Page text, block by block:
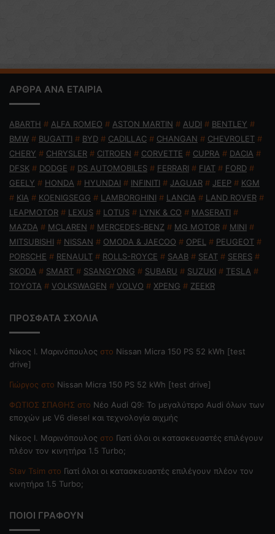
ΑΡΘΡΑ ΑΝΑ ΕΤΑΙΡΙΑ
ABARTH # ALFA ROMEO # ASTON MARTIN # AUDI # BENTLEY #
BMW # BUGATTI # BYD # CADILLAC # CHANGAN # CHEVROLET #
CHERY # CHRYSLER # CITROEN # CORVETTE # CUPRA # DACIA #
DFSK # DODGE # DS AUTOMOBILES # FERRARI # FIAT # FORD #
GEELY # HONDA # HYUNDAI # INFINITI # JAGUAR # JEEP # KGM
# KIA # KOENIGSEGG # LAMBORGHINI # LANCIA # LAND ROVER #
LEAPMOTOR # LEXUS # LOTUS # LYNK & CO # MASERATI #
MAZDA # MCLAREN # MERCEDES-BENZ # MG MOTOR # MINI #
MITSUBISHI # NISSAN # OMODA & JAECOO # OPEL # PEUGEOT #
PORSCHE # RENAULT # ROLLS-ROYCE # SAAB # SEAT # SERES #
SKODA # SMART # SSANGYONG # SUBARU # SUZUKI # TESLA #
TOYOTA # VOLKSWAGEN # VOLVO # XPENG # ZEEKR
ΠΡΟΣΦΑΤΑ ΣΧΟΛΙΑ
Nίκος Ι. Mαρινόπουλος στο Nissan Micra 150 PS 52 kWh [test
drive]
Γιώργος στο Nissan Micra 150 PS 52 kWh [test drive]
ΦΩΤΙΟΣ ΣΠΑΘΗΣ στο Νέο Audi Q9: Το μεγαλύτερο Audi όλων των
εποχών με V6 diesel και τεχνολογία αιχμής
Nίκος Ι. Mαρινόπουλος στο Γιατί όλοι οι κατασκευαστές επιλέγουν
πλέον τον κινητήρα 1.5 Turbo;
Stav Tsim στο Γιατί όλοι οι κατασκευαστές επιλέγουν πλέον τον
κινητήρα 1.5 Turbo;
ΠΟΙΟΙ ΓΡΑΦΟΥΝ